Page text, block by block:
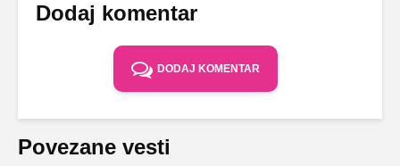
Dodaj komentar
DODAJ KOMENTAR
Povezane vesti